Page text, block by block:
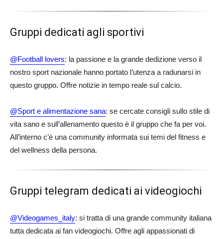
Gruppi dedicati agli sportivi
@Football lovers: la passione e la grande dedizione verso il
nostro sport nazionale hanno portato l’utenza a radunarsi in
questo gruppo. Offre notizie in tempo reale sul calcio.
@Sport e alimentazione sana: se cercate consigli sullo stile di
vita sano e sull’allenamento questo è il gruppo che fa per voi.
All’interno c’è una community informata sui temi del fitness e
del wellness della persona.
Gruppi telegram dedicati ai videogiochi
@Videogames_italy: si tratta di una grande community italiana
tutta dedicata ai fan videogiochi. Offre agli appassionati di